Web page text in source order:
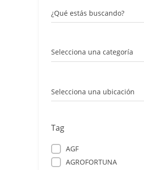
¿Qué estás buscando?
Selecciona una categoría
Selecciona una ubicación
Tag
AGF
AGROFORTUNA